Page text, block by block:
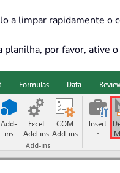
a limpar rapidamente o
planilha, por favor, ative